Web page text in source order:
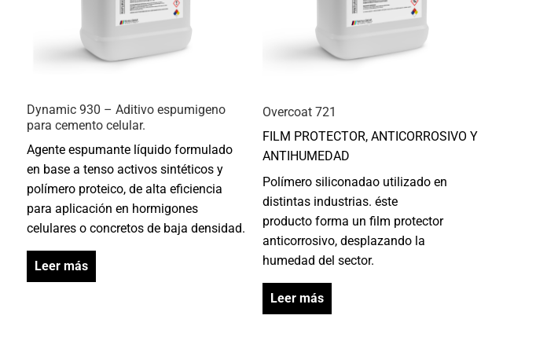
Dynamic 930 – Aditivo espumigeno
para cemento celular.
Agente espumante líquido formulado
en base a tenso activos sintéticos y
polímero proteico, de alta eficiencia
para aplicación en hormigones
celulares o concretos de baja densidad.
Leer más
Overcoat 721
FILM PROTECTOR, ANTICORROSIVO Y
ANTIHUMEDAD
Polímero siliconadao utilizado en
distintas industrias. éste
producto forma un film protector
anticorrosivo, desplazando la
humedad del sector.
Leer más